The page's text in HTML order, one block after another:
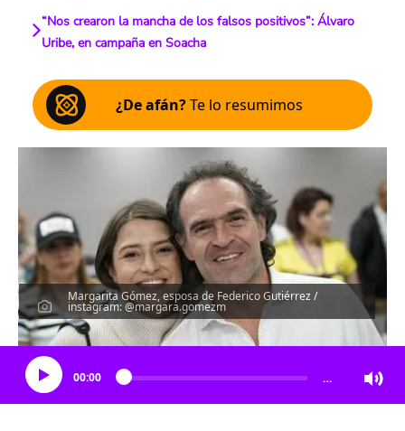
“Nos crearon la mancha de los falsos positivos”: Álvaro
Uribe, en campaña en Soacha
¿De afán?Te lo resumimos
Margarita Gómez, esposa de Federico Gutiérrez /
instagram: @margara.gomezm
Escucha el artículo
00:00 …